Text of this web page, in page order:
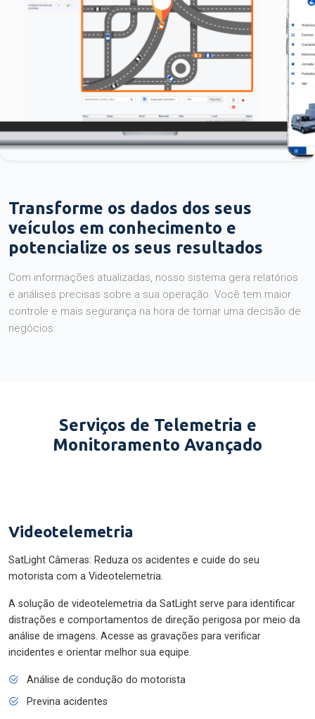
Transforme os dados dos seus
veículos em conhecimento e
potencialize os seus resultados
Com informações atualizadas, nosso sistema gera relatórios
e análises precisas sobre a sua operação. Você tem maior
controle e mais segurança na hora de tomar uma decisão de
negócios.
Serviços de Telemetria e
Monitoramento Avançado
Videotelemetria
SatLight Câmeras: Reduza os acidentes e cuide do seu
motorista com a Videotelemetria.
A solução de videotelemetria da SatLight serve para identificar
distrações e comportamentos de direção perigosa por meio da
análise de imagens. Acesse as gravações para verificar
incidentes e orientar melhor sua equipe.
Análise de condução do motorista
Previna acidentes